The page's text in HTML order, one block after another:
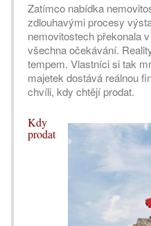
Zatímco nabídka
zdlouhavými procesy
nemovitostech překonala
všechna očekávání.
tempem. Vlastníci si tak
majetek dostává reálnou
chvíli, kdy chtějí prodat.
Kdy
prodat